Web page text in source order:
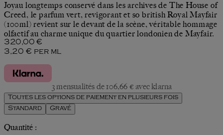
Joyau longtemps conservé dans les archives de The House of
Creed, le parfum vert, revigorant et so british Royal Mayfair
(100ml) revient sur le devant de la scène, véritable hommage
olfactif au charme unique du quartier londonien de Mayfair.
Prix actuel : 320,00 €.
320,00 €
3,20 € per ml
3 mensualités de 106,66 € avec klarna
Toutes les options de paiement en plusieurs fois
Standard
Gravé
Quantité :